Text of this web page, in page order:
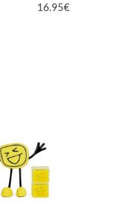
16.95€